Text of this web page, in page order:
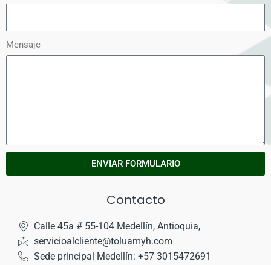
Mensaje
ENVIAR FORMULARIO
Contacto
Calle 45a # 55-104 Medellín, Antioquia,
servicioalcliente@toluamyh.com
Sede principal Medellín: +57 3015472691